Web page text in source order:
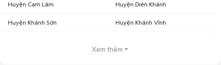
Huyện Cam Lâm Huyện Diên Khánh
Huyện Khánh Sơn Huyện Khánh Vĩnh
Xem thêm